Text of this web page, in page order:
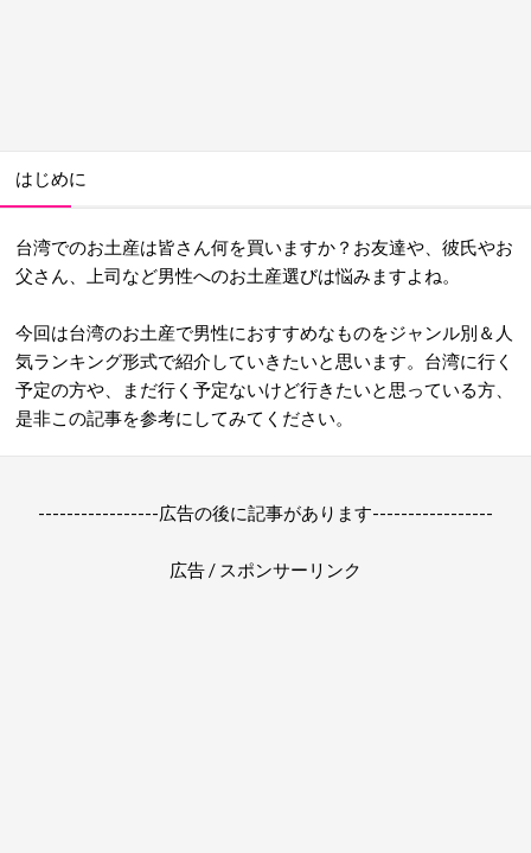
はじめに
台湾でのお土産は皆さん何を買いますか？お友達や、彼氏やお
父さん、上司など男性へのお土産選びは悩みますよね。
今回は台湾のお土産で男性におすすめなものをジャンル別＆人
気ランキング形式で紹介していきたいと思います。台湾に行く
予定の方や、まだ行く予定ないけど行きたいと思っている方、
是非この記事を参考にしてみてください。
-----------------広告の後に記事があります-----------------
広告 / スポンサーリンク